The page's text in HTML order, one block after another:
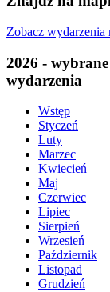
Zobacz wydarzenia
2026 - wybrane
wydarzenia
Wstęp
Styczeń
Luty
Marzec
Kwiecień
Maj
Czerwiec
Lipiec
Sierpień
Wrzesień
Październik
Listopad
Grudzień